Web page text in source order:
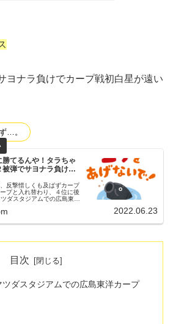
ヨナラ負けでカープ戦初白星が遠い
…。
てるんや！タラちゃ
被弾でサヨナラ負け…
反撃惜しくも及ばずカープ
プと入れ替わり、４位に後
ダスタジアムでの広島東洋
2022.06.23
目次
ダスタジアムでの広島東洋カープ